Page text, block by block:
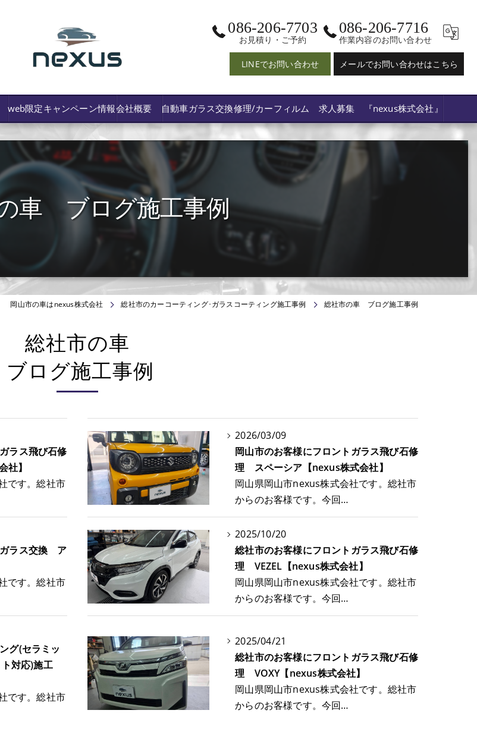
086-206-7703
お見積り・ご予約
086-206-7716
作業内容のお問い合わせ
LINEでお問い合わせ メールでお問い合わせはこちら
可否など解説
web限定キャンペーン情報会社概要 自動車ガラス交換修理/カーフィルム 求人募集 『nexus株式会社』
車 ブログ施工事例
岡山市の車はnexus株式会社 総社市のカーコーティング･ガラスコーティング施工事例 総社市の車 ブログ施工事例
総社市の車
ブログ施工事例
ラス飛び石修
】
です。総社市
2026/03/09
岡山市のお客様にフロントガラス飛び石修
理 スペーシア【nexus株式会社】
岡山県岡山市nexus株式会社です。総社市
からのお客様です。今回…
ガラス交換 ア
です。総社市
2025/10/20
総社市のお客様にフロントガラス飛び石修
理 VEZEL【nexus株式会社】
岡山県岡山市nexus株式会社です。総社市
からのお客様です。今回…
グ(セラミッ
ト対応)施工
です。総社市
2025/04/21
総社市のお客様にフロントガラス飛び石修
理 VOXY【nexus株式会社】
岡山県岡山市nexus株式会社です。総社市
からのお客様です。今回…